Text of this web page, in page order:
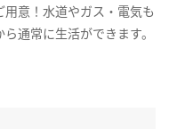
意！水道やガス・電気も
通常に生活ができます。